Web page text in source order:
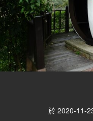
於 2020-11-